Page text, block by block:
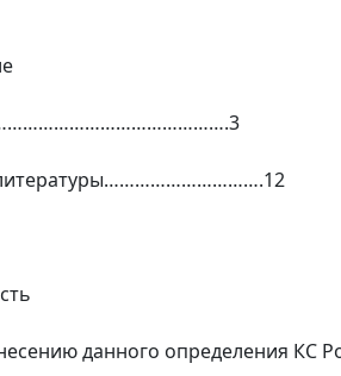
литературы………………………….12
данного определения КС